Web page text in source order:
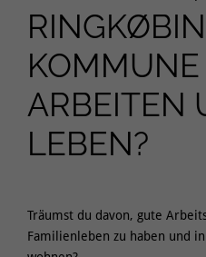
ARBEITEN
LEBEN?
Träumst du davon, gute
Familienleben zu haben und